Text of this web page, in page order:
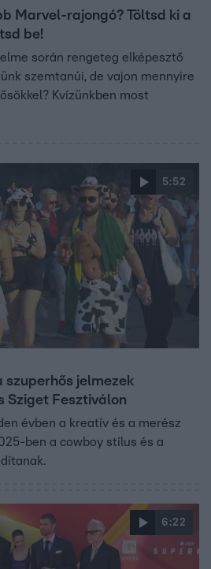
Marvel-rajongó? Töltsd ki a
be!
során rengeteg elképesztő
szemtanúi, de vajon mennyire
Kvízünkben most
5:52
szuperhős jelmezek
Sziget Fesztiválon
évben a kreatív és a merész
ben a cowboy stílus és a
6:22